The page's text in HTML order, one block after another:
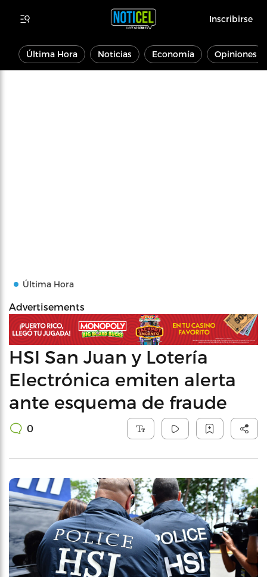
Inscribirse
Última Hora Noticias Economía Opiniones
Última Hora
Advertisements
HSI San Juan y Lotería
Electrónica emiten alerta
ante esquema de fraude
0